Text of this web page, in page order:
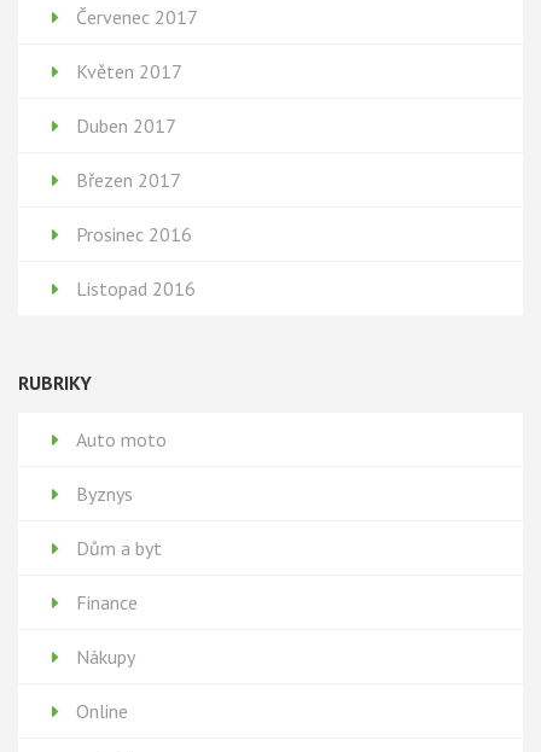
Červenec 2017
Květen 2017
Duben 2017
Březen 2017
Prosinec 2016
Listopad 2016
RUBRIKY
Auto moto
Byznys
Dům a byt
Finance
Nákupy
Online